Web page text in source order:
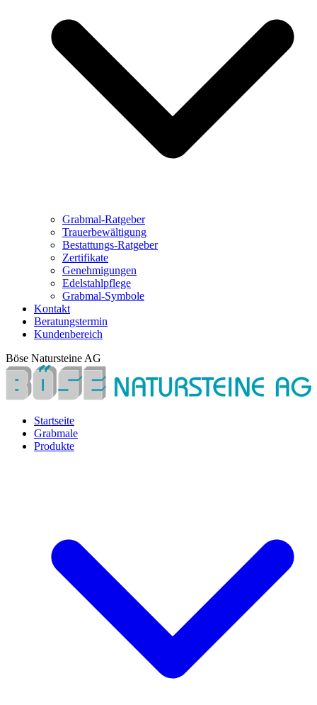
Grabmal-Ratgeber
Trauerbewältigung
Bestattungs-Ratgeber
Zertifikate
Genehmigungen
Edelstahlpflege
Grabmal-Symbole
Kontakt
Beratungstermin
Kundenbereich
Böse Natursteine AG
Startseite
Grabmale
Produkte